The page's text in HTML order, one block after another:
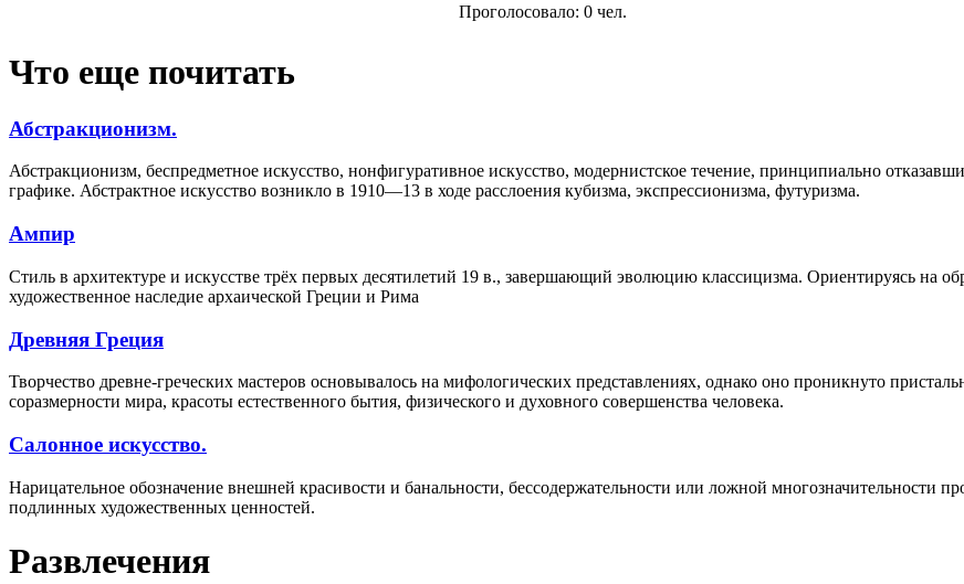
Проголосовало: 0 чел.
Что еще почитать
Абстракционизм.
Абстракционизм, беспредметное искусство, нонфигуративное искусство, модернистское течение, принципиально
графике. Абстрактное искусство возникло в 1910—13 в ходе расслоения кубизма, экспрессионизма, футуризма.
Ампир
Стиль в архитектуре и искусстве трёх первых десятилетий 19 в., завершающий эволюцию классицизма. Ориентируясь на
художественное наследие архаической Греции и Рима
Древняя Греция
Творчество древне-греческих мастеров основывалось на мифологических представлениях, однако оно проникнуто
соразмерности мира, красоты естественного бытия, физического и духовного совершенства человека.
Салонное искусство.
Нарицательное обозначение внешней красивости и банальности, бессодержательности или ложной многозначительности
подлинных художественных ценностей.
Развлечения